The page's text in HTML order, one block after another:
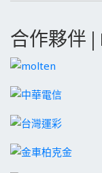
合作夥伴 |